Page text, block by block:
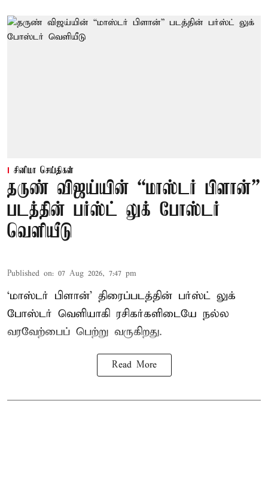
சினிமா செய்திகள்
தருண் விஜய்யின் “மாஸ்டர் பிளான்”
படத்தின் பர்ஸ்ட் லுக் போஸ்டர்
வெளியீடு
Published on: 07 Aug 2026, 7:47 pm
‘மாஸ்டர் பிளான்’ திரைப்படத்தின் பர்ஸ்ட் லுக்
போஸ்டர் வெளியாகி ரசிகர்களிடையே நல்ல
வரவேற்பைப் பெற்று வருகிறது.
Read More